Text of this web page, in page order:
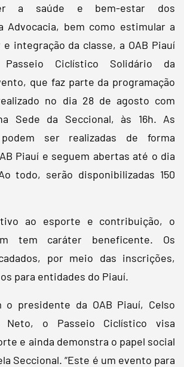
a saúde e bem-estar dos
Advocacia, bem como estimular a
integração da classe, a OAB Piauí
Ciclístico Solidário da
que faz parte da programação
no dia 28 de agosto com
Sede da Seccional, às 16h. As
ser realizadas de forma
Piauí e seguem abertas até o dia
todo, serão disponibilizadas 150
ao esporte e contribuição, o
tem caráter beneficente. Os
por meio das inscrições,
para entidades do Piauí.
o presidente da OAB Piauí, Celso
Neto, o Passeio Ciclístico visa
e ainda demonstra o papel social
Seccional. “Este é um evento para